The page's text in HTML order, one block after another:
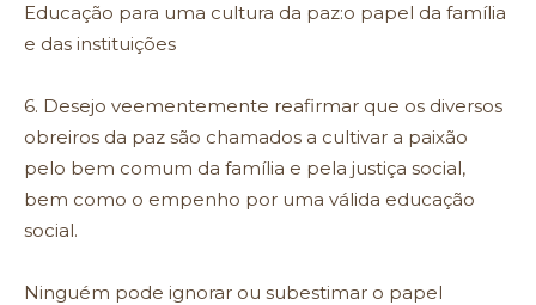
Educação para uma cultura da paz:o papel da família
e das instituições
6. Desejo veementemente reafirmar que os diversos
obreiros da paz são chamados a cultivar a paixão
pelo bem comum da família e pela justiça social,
bem como o empenho por uma válida educação
social.
Ninguém pode ignorar ou subestimar o papel